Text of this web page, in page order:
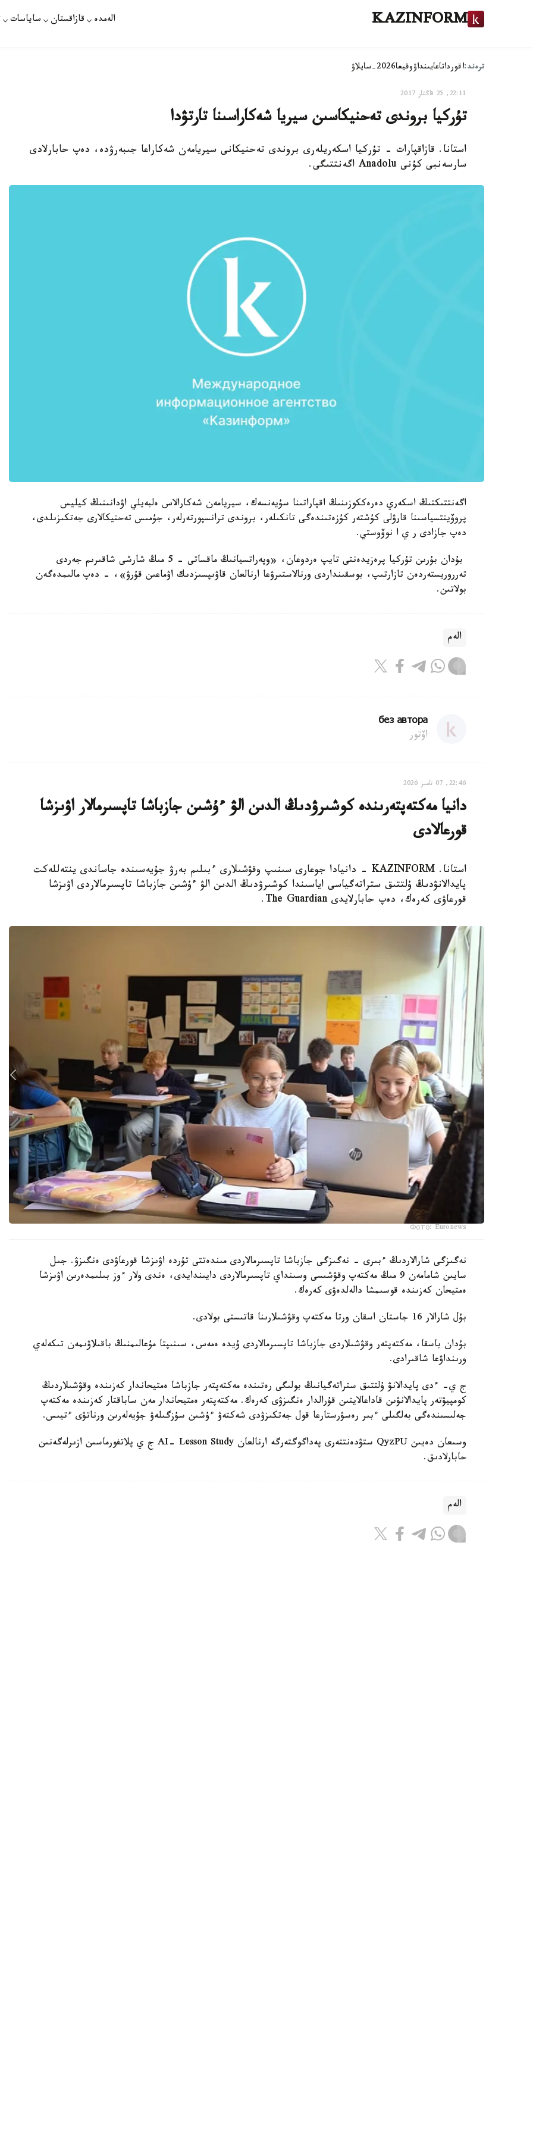
KAZINFORM الەمدە قازاقستان ساياسات
ترەند:اقورداتاعايىنداۋوقيعا2026-سايلاۋ
22:11, 25 قاڭتار 2017
تۇركيا بروندى تەحنيكاسىن سيريا شەكاراسىنا تارتۋدا
استانا. قازاقپارات - تۇركيا اسكەريلەرى بروندى تەحنيكانى سيريامەن شەكاراعا جىبەرۋدە، دەپ حابارلادى
سارسەنبى كۇنى Anadolu اگەنتتىگى.
اگەنتتىكتىڭ اسكەري دەرەككوزىنىڭ اقپاراتىنا سۇيەنسەك، سيريامەن شەكارالاس ەلبەيلي اۋدانىنىڭ كيليس
پروۆينتسياسىنا قارۋلى كۇشتەر كۇزەتىندەگى تانكىلەر، بروندى ترانسپورتەرلەر، جۇمىس تەحنيكالارى جەتكىزىلدى،
دەپ جازادى ر ي ا نوۆوستي.
بۇدان بۇرىن تۇركيا پرەزيدەنتى تايپ ەردوعان، «وپەراتسيانىڭ ماقساتى - 5 مىڭ شارشى شاقىرىم جەردى
تەرروريستەردەن تازارتىپ، بوسقىنداردى ورنالاستىرۋعا ارنالعان قاۋىپسىزدىك اۋماعىن قۇرۋ»، - دەپ مالىمدەگەن
بولاتىن.
الەم
без автора
اۆتور
22:46, 07 تامىز 2026
دانيا مەكتەپتەرىندە كوشىرۋدىڭ الدىن الۋ ءۇشىن جازباشا تاپسىرمالار اۋىزشا
قورعالادى
استانا. KAZINFORM - دانيادا جوعارى سىنىپ وقۋشىلارى ءبىلىم بەرۋ جۇيەسىندە جاساندى ينتەللەكت
پايدالانۋدىڭ ۇلتتىق ستراتەگياسى اياسىندا كوشىرۋدىڭ الدىن الۋ ءۇشىن جازباشا تاپسىرمالاردى اۋىزشا
قورعاۋى كەرەك، دەپ حابارلايدى The Guardian.
Фото: Euronews
نەگىزگى شارالاردىڭ ءبىرى - نەگىزگى جازباشا تاپسىرمالاردى مىندەتتى تۇردە اۋىزشا قورعاۋدى ەنگىزۋ. جىل
سايىن شامامەن 9 مىڭ مەكتەپ وقۋشىسى وسىنداي تاپسىرمالاردى دايىندايدى، ەندى ولار ءوز بىلىمدەرىن اۋىزشا
ەمتيحان كەزىندە قوسىمشا دالەلدەۋى كەرەك.
بۇل شارالار 16 جاستان اسقان ورتا مەكتەپ وقۋشىلارىنا قاتىستى بولادى.
بۇدان باسقا، مەكتەپتەر وقۋشىلاردى جازباشا تاپسىرمالاردى ۇيدە ەمەس، سىنىپتا مۇعالىمنىڭ باقىلاۋىمەن تىكەلەي
ورىنداۋعا شاقىرادى.
ج ي- ءدى پايدالانۋ ۇلتتىق ستراتەگيانىڭ بولىگى رەتىندە مەكتەپتەر جازباشا ەمتيحاندار كەزىندە وقۋشىلاردىڭ
كومپيۋتەر پايدالانۋىن قاداعالايتىن قۇرالدار ەنگىزۋى كەرەك. مەكتەپتەر ەمتيحاندار مەن ساباقتار كەزىندە مەكتەپ
جەلىسىندەگى بەلگىلى ءبىر رەسۋرستارعا قول جەتكىزۋدى شەكتەۋ ءۇشىن سۇزگىلەۋ جۇيەلەرىن ورناتۋى ءتيىس.
وسىعان دەيىن QyzPU ستۋدەنتتەرى پەداگوگتەرگە ارنالعان AI- Lesson Study ج ي پلاتفورماسىن ازىرلەگەنىن
حابارلادىق.
الەم